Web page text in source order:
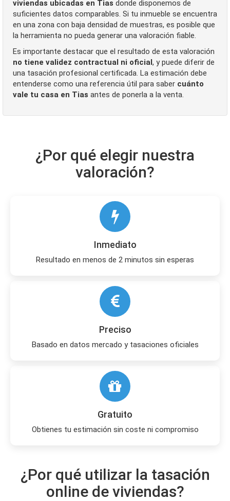
viviendas ubicadas en Tias donde disponemos de
suficientes datos comparables. Si tu inmueble se encuentra
en una zona con baja densidad de muestras, es posible que
la herramienta no pueda generar una valoración fiable.
Es importante destacar que el resultado de esta valoración
no tiene validez contractual ni oficial, y puede diferir de
una tasación profesional certificada. La estimación debe
entenderse como una referencia útil para saber cuánto
vale tu casa en Tias antes de ponerla a la venta.
¿Por qué elegir nuestra
valoración?
Inmediato
Resultado en menos de 2 minutos sin esperas
Preciso
Basado en datos mercado y tasaciones oficiales
Gratuito
Obtienes tu estimación sin coste ni compromiso
¿Por qué utilizar la tasación
online de viviendas?